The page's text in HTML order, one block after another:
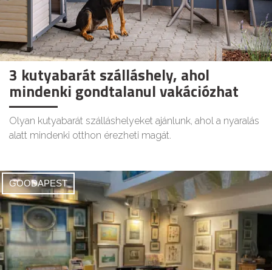
3 kutyabarát szálláshely, ahol
mindenki gondtalanul vakációzhat
Olyan kutyabarát szálláshelyeket ajánlunk, ahol a nyaralás
alatt mindenki otthon érezheti magát.
GOODAPEST